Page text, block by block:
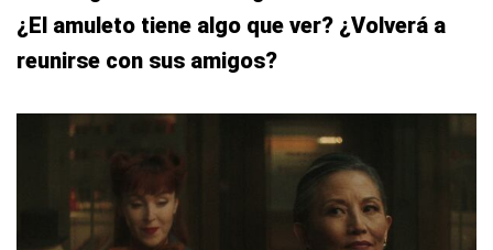
¿El amuleto tiene algo que ver? ¿Volverá a
reunirse con sus amigos?